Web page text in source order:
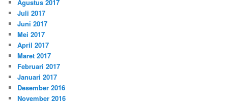
Agustus 2017
Juli 2017
Juni 2017
Mei 2017
April 2017
Maret 2017
Februari 2017
Januari 2017
Desember 2016
November 2016